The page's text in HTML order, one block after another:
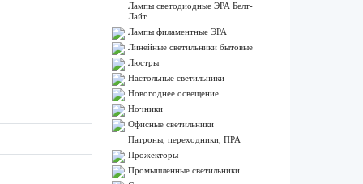
Лампы светодиодные ЭРА Белт-
Лайт
Лампы филаментные ЭРА
Линейные светильники бытовые
Люстры
Настольные светильники
Новогоднее освещение
Ночники
Офисные светильники
Патроны, переходники, ПРА
Прожекторы
Промышленные светильники